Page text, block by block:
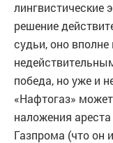
лингвистические
решение
судьи, оно
победа, но уже и
«Нафтогаз»
наложения
Газпрома (что он